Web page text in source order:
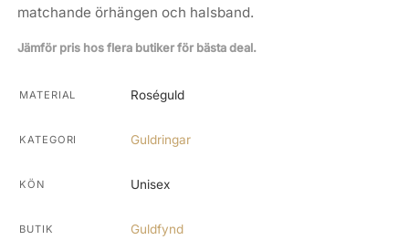
matchande örhängen och halsband.
Jämför pris hos flera butiker för bästa deal.
MATERIAL Roséguld
KATEGORI Guldringar
KÖN Unisex
BUTIK Guldfynd